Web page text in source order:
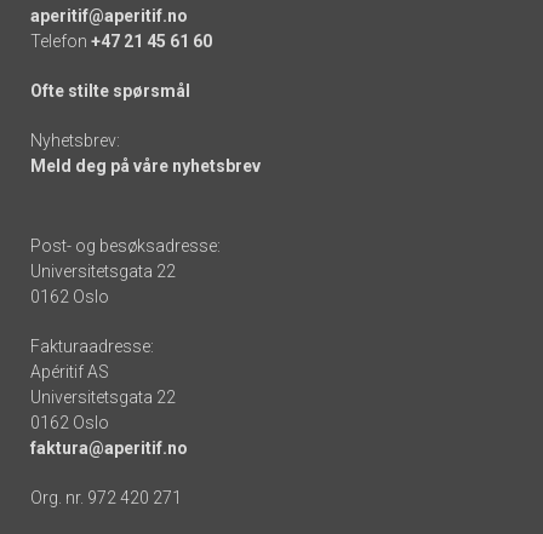
aperitif@aperitif.no
Telefon +47 21 45 61 60
Ofte stilte spørsmål
Nyhetsbrev:
Meld deg på våre nyhetsbrev
Post- og besøksadresse:
Universitetsgata 22
0162 Oslo
Fakturaadresse:
Apéritif AS
Universitetsgata 22
0162 Oslo
faktura@aperitif.no
Org. nr. 972 420 271